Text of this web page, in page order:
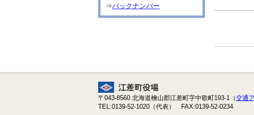
⇒バックナンバー
〒043-8560 北海道檜山郡江差町字中歌町193-1（交通
TEL:0139-52-1020（代表） FAX:0139-52-0234